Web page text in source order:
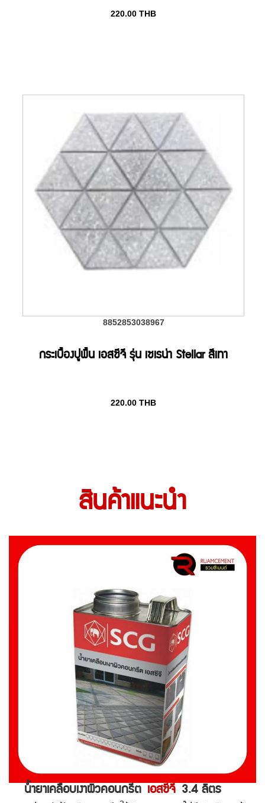
220.00 THB
8852853038967
กระเบื้องปูพื้น เอสซีจี รุ่น เซเรน่า Stellar สีเทา
220.00 THB
สินค้าแนะนำ
น้ำยาเคลือบเงาผิวคอนกรีต เอสซีจี 3.4 ลิตร